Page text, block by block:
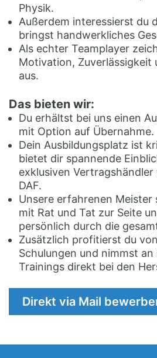
Physik.
Außerdem interessierst du
bringst handwerkliches
Als echter Teamplayer
Motivation, Zuverlässigkeit
aus.
Das bieten wir:
Du erhältst bei uns einen
mit Option auf Übernahme.
Dein Ausbildungsplatz ist
bietet dir spannende
exklusiven Vertragshändler
DAF.
Unsere erfahrenen Meister
mit Rat und Tat zur Seite
persönlich durch die
Zusätzlich profitierst du
Schulungen und nimmst an
Trainings direkt bei den
Direkt via Mail